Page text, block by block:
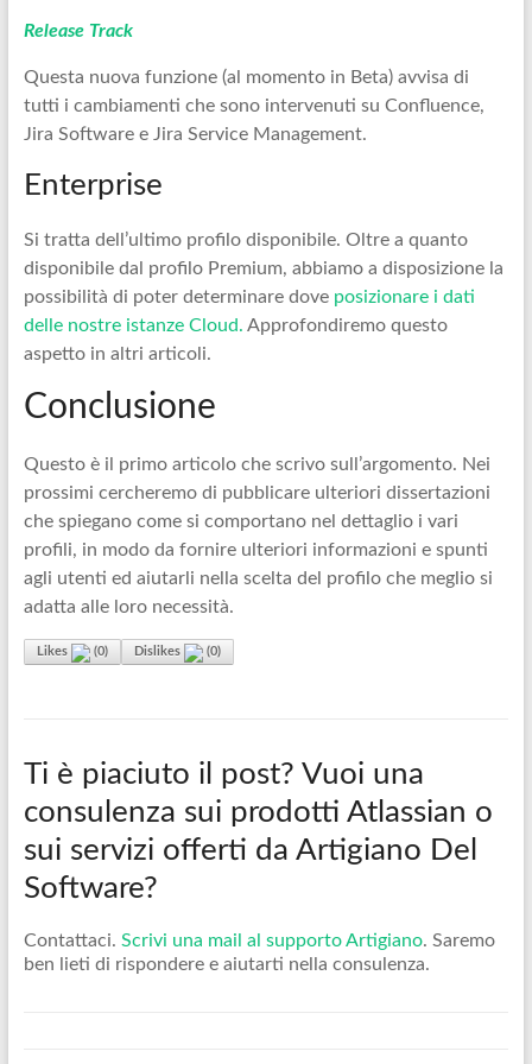
Release Track
Questa nuova funzione (al momento in Beta) avvisa di
tutti i cambiamenti che sono intervenuti su Confluence,
Jira Software e Jira Service Management.
Enterprise
Si tratta dell’ultimo profilo disponibile. Oltre a quanto
disponibile dal profilo Premium, abbiamo a disposizione la
possibilità di poter determinare doveposizionare i dati
delle nostre istanze Cloud. Approfondiremo questo
aspetto in altri articoli.
Conclusione
Questo è il primo articolo che scrivo sull’argomento. Nei
prossimi cercheremo di pubblicare ulteriori dissertazioni
che spiegano come si comportano nel dettaglio i vari
profili, in modo da fornire ulteriori informazioni e spunti
agli utenti ed aiutarli nella scelta del profilo che meglio si
adatta alle loro necessità.
Likes (0) Dislikes (0)
Ti è piaciuto il post? Vuoi una
consulenza sui prodotti Atlassian o
sui servizi offerti da Artigiano Del
Software?
Contattaci. Scrivi una mail al supporto Artigiano. Saremo
ben lieti di rispondere e aiutarti nella consulenza.